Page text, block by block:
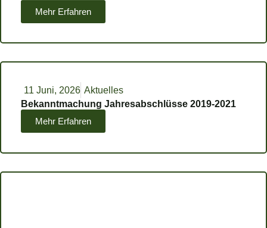
Mehr Erfahren
11 Juni, 2026 Aktuelles
Bekanntmachung Jahresabschlüsse 2019-2021
Mehr Erfahren